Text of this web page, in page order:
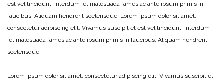
est vel tincidunt. Interdum et malesuada fames ac ante ipsum primis in
faucibus. Aliquam hendrerit scelerisque. Lorem ipsum dolor sit amet,
consectetur adipiscing elit. Vivamus suscipit et est vel tincidunt. Interdum
et malesuada fames ac ante ipsum primis in faucibus. Aliquam hendrerit
scelerisque.
Lorem ipsum dolor sit amet, consectetur adipiscing elit. Vivamus suscipit et